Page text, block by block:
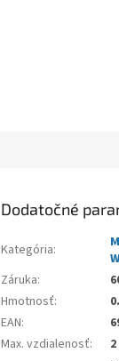
Dodatočné
Kategória:
Záruka:
Hmotnosť:
EAN:
Max. vzdialenosť: